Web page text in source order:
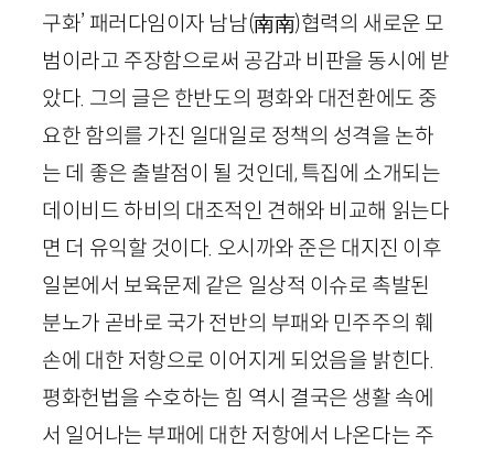
구화’ 패러다임이자 남남(南南)협력의 새로운 모
범이라고 주장함으로써 공감과 비판을 동시에 받
았다. 그의 글은 한반도의 평화와 대전환에도 중
요한 함의를 가진 일대일로 정책의 성격을 논하
는 데 좋은 출발점이 될 것인데, 특집에 소개되는
데이비드 하비의 대조적인 견해와 비교해 읽는다
면 더 유익할 것이다. 오시까와 준은 대지진 이후
일본에서 보육문제 같은 일상적 이슈로 촉발된
분노가 곧바로 국가 전반의 부패와 민주주의 훼
손에 대한 저항으로 이어지게 되었음을 밝힌다.
평화헌법을 수호하는 힘 역시 결국은 생활 속에
서 일어나는 부패에 대한 저항에서 나온다는 주